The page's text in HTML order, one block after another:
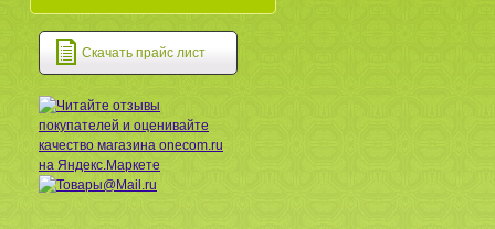
Скачать прайс лист